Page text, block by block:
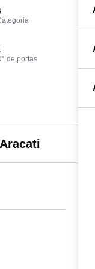
de portas